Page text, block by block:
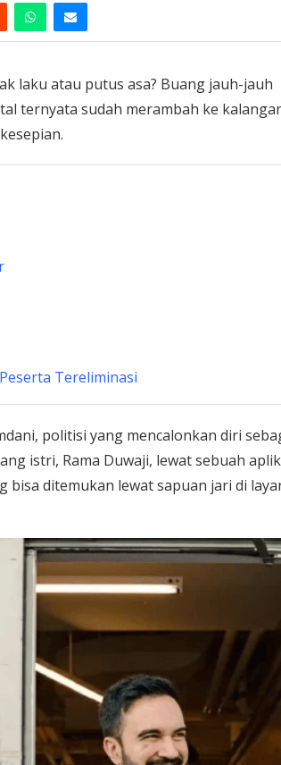
laku atau putus asa? Buang jauh-jauh
ternyata sudah merambah ke
Tereliminasi
politisi yang mencalonkan diri
istri, Rama Duwaji, lewat sebuah
bisa ditemukan lewat sapuan jari di